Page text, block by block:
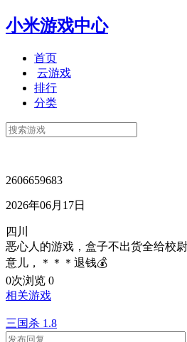
小米游戏中心
首页
云游戏
排行
分类
2606659683
2026年06月17日
四川
恶心人的游戏，盒子不出货全给校
意儿，＊＊＊退钱💰
0次浏览 0
相关游戏
三国杀 1.8